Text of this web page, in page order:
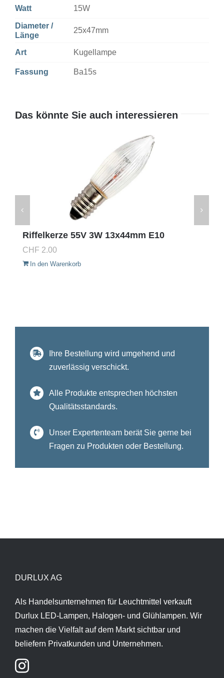
Watt 15W
Diameter /
Länge
25x47mm
Art Kugellampe
Fassung Ba15s
Das könnte Sie auch interessieren
Riffelkerze 55V 3W 13x44mm E10
CHF 2.00
In den Warenkorb
Ihre Bestellung wird umgehend und
zuverlässig verschickt.
Alle Produkte entsprechen höchsten
Qualitätsstandards.
Unser Expertenteam berät Sie gerne bei
Fragen zu Produkten oder Bestellung.
DURLUX AG
Als Handelsunternehmen für Leuchtmittel verkauft
Durlux LED-Lampen, Halogen- und Glühlampen. Wir
machen die Vielfalt auf dem Markt sichtbar und
beliefern Privatkunden und Unternehmen.